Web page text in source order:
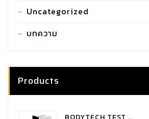
Uncategorized
บทความ
Products
SARMS COMBO P.C.T - RX